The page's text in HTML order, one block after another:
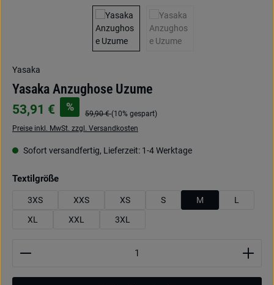
Yasaka
Yasaka Anzughose Uzume
53,91 € %
59,90 €(10% gespart)
Preise inkl. MwSt. zzgl. Versandkosten
Sofort versandfertig, Lieferzeit: 1-4 Werktage
Textilgrößeauswählen
3XS XXS XS S M
L
XL
XXL 3XL
Produkt Anzahl: Gib den gewünschten Wert ein